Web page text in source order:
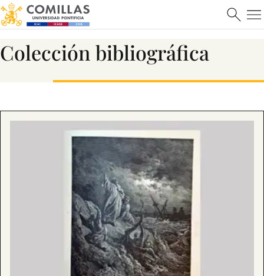
Colección bibliográfica